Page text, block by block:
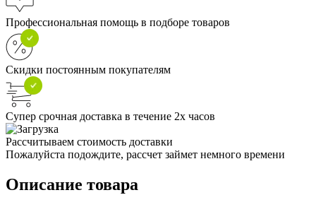
Профессиональная помощь в подборе товаров
Скидки постоянным покупателям
Супер срочная доставка в течение 2х часов
Рассчитываем стоимость доставки
Пожалуйста подождите, рассчет займет немного времени
Описание товара